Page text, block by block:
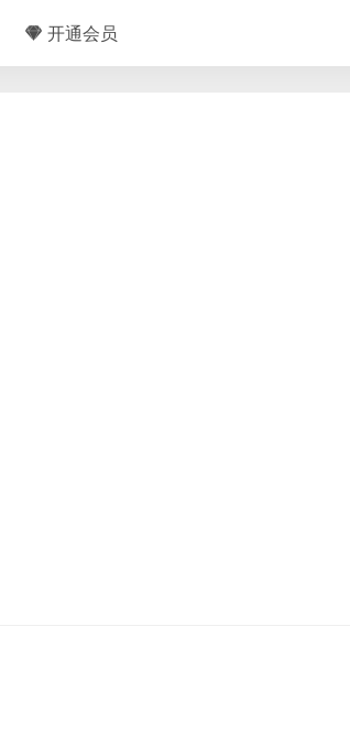
开通会员